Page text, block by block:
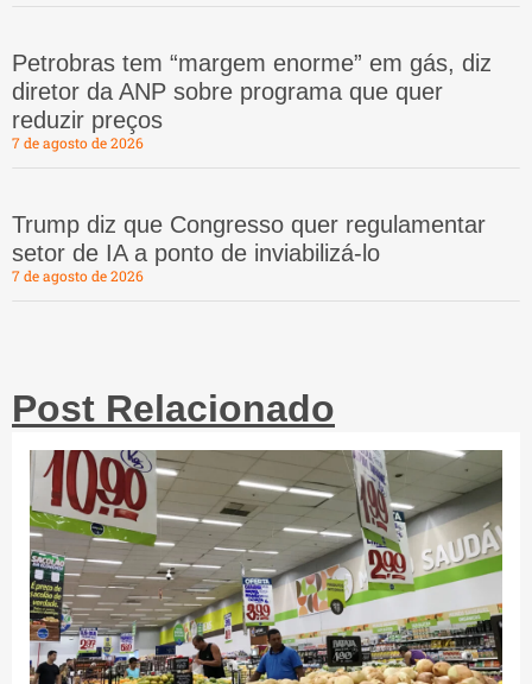
Petrobras tem “margem enorme” em gás, diz
diretor da ANP sobre programa que quer
reduzir preços
7 de agosto de 2026
Trump diz que Congresso quer regulamentar
setor de IA a ponto de inviabilizá-lo
7 de agosto de 2026
Post Relacionado